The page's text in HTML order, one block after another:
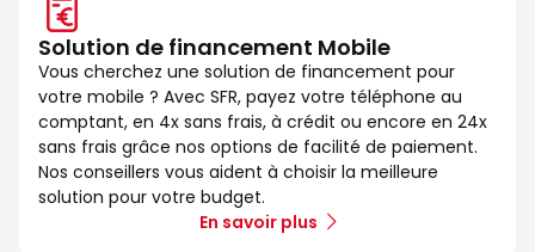
Solution de financement Mobile
Vous cherchez une solution de financement pour
votre mobile ? Avec SFR, payez votre téléphone au
comptant, en 4x sans frais, à crédit ou encore en 24x
sans frais grâce nos options de facilité de paiement.
Nos conseillers vous aident à choisir la meilleure
solution pour votre budget.
En savoir plus